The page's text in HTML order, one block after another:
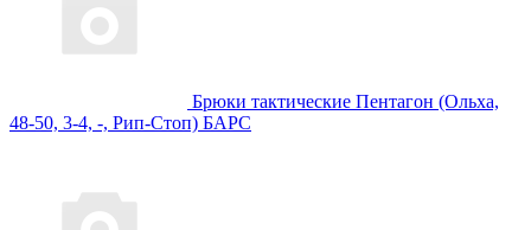
Брюки тактические Пентагон (Ольха,
48-50, 3-4, -, Рип-Стоп) БАРС